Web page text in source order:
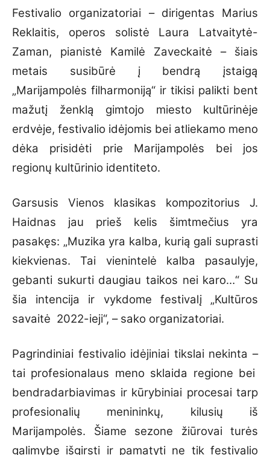
Festivalio organizatoriai – dirigentas Marius
Reklaitis, operos solistė Laura Latvaitytė-
Zaman, pianistė Kamilė Zaveckaitė – šiais
metais susibūrė į bendrą įstaigą
„Marijampolės filharmoniją“ ir tikisi palikti bent
mažutį ženklą gimtojo miesto kultūrinėje
erdvėje, festivalio idėjomis bei atliekamo meno
dėka prisidėti prie Marijampolės bei jos
regionų kultūrinio identiteto.
Garsusis Vienos klasikas kompozitorius J.
Haidnas jau prieš kelis šimtmečius yra
pasakęs: „Muzika yra kalba, kurią gali suprasti
kiekvienas. Tai vienintelė kalba pasaulyje,
gebanti sukurti daugiau taikos nei karo…“ Su
šia intencija ir vykdome festivalį „Kultūros
savaitė 2022-ieji“, – sako organizatoriai.
Pagrindiniai festivalio idėjiniai tikslai nekinta –
tai profesionalaus meno sklaida regione bei
bendradarbiavimas ir kūrybiniai procesai tarp
profesionalių menininkų, kilusių iš
Marijampolės. Šiame sezone žiūrovai turės
galimybę išgirsti ir pamatyti ne tik festivalio